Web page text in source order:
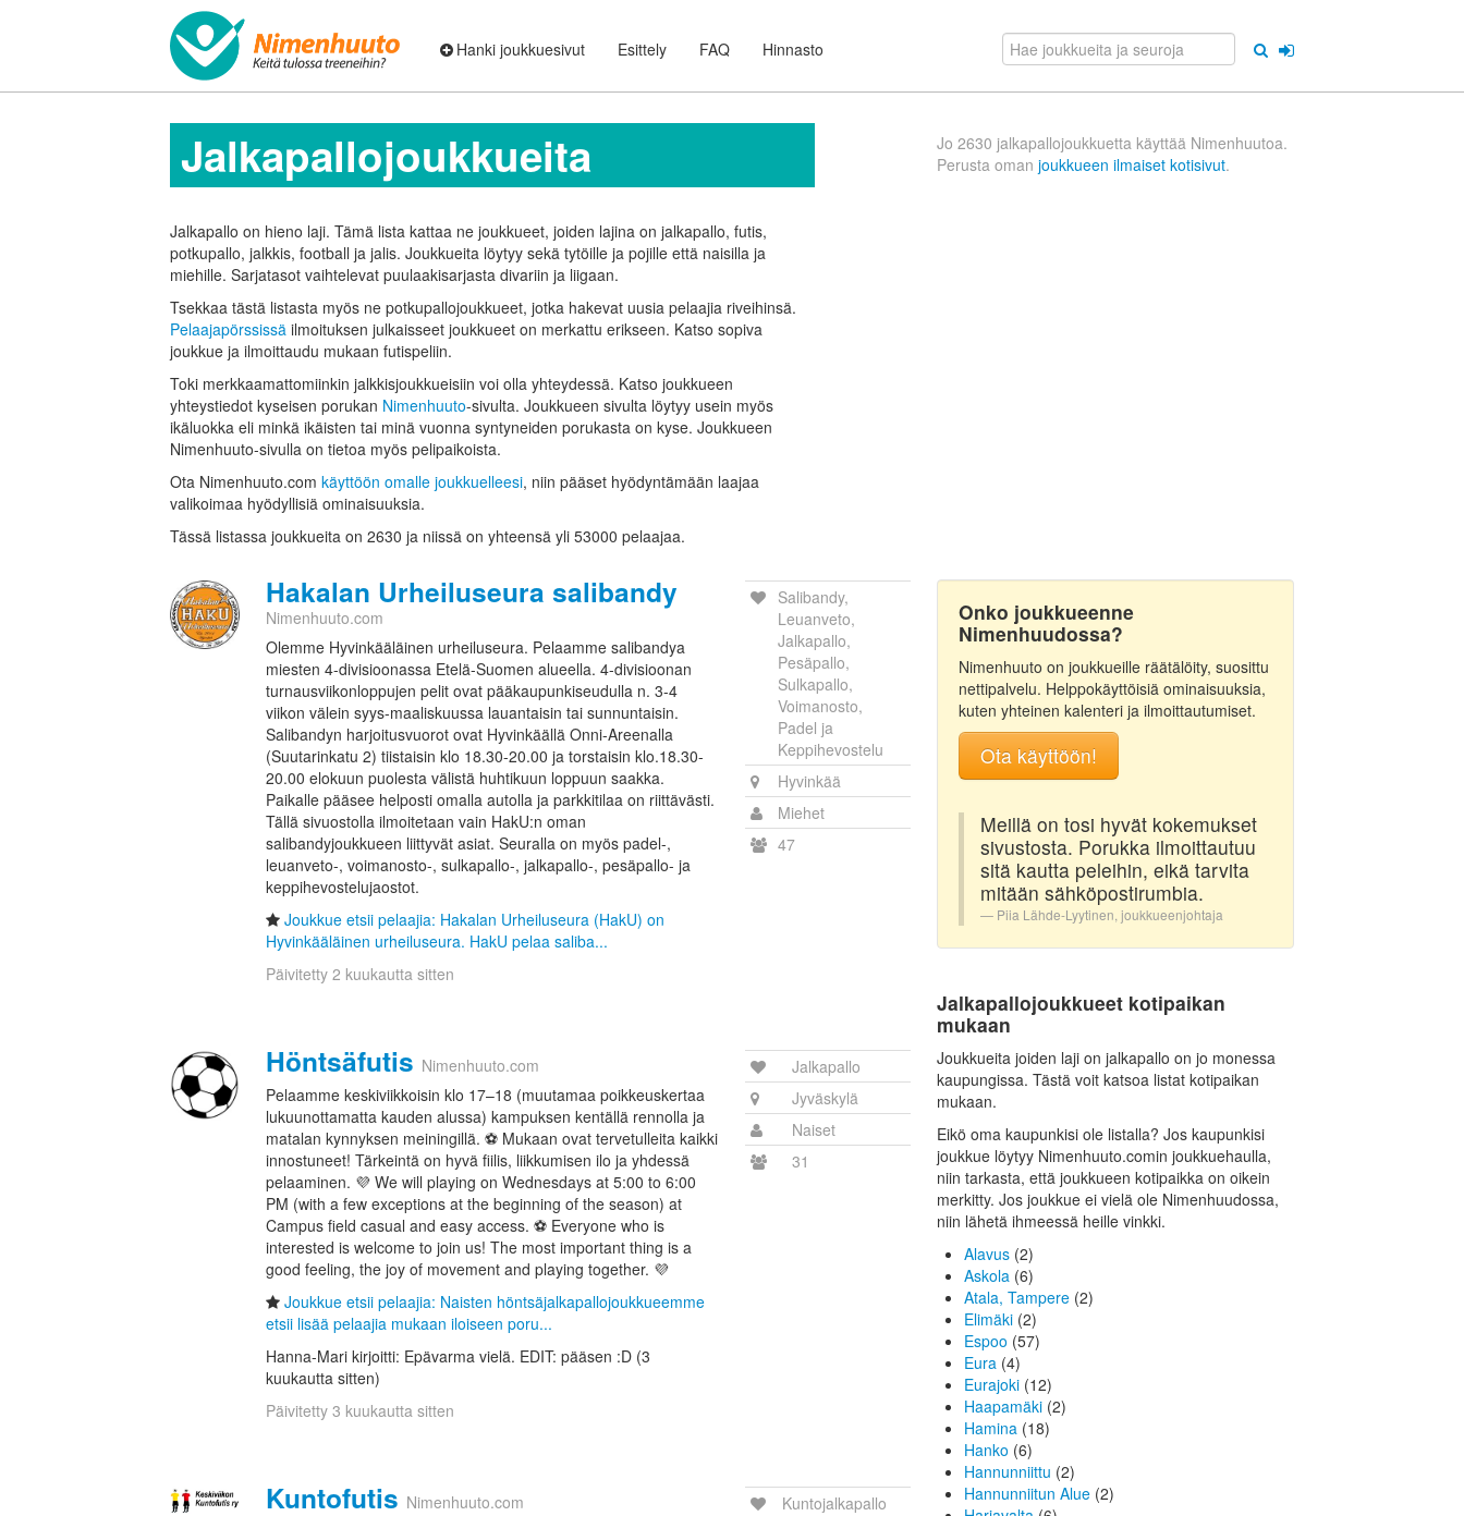
Hanki joukkuesivut Esittely FAQ Hinnasto
Jalkapallo­joukkueita
Jalkapallo on hieno laji. Tämä lista kattaa ne joukkueet, joiden lajina on jalkapallo, futis,
potkupallo, jalkkis, football ja jalis. Joukkueita löytyy sekä tytöille ja pojille että naisilla ja
miehille. Sarjatasot vaihtelevat puulaakisarjasta divariin ja liigaan.
Tsekkaa tästä listasta myös ne potkupallo­joukkueet, jotka hakevat uusia pelaajia riveihinsä.
Pelaajapörssissä ilmoituksen julkaisseet joukkueet on merkattu erikseen. Katso sopiva
joukkue ja ilmoittaudu mukaan futis­peliin.
Toki merkkaamattomiinkin jalkkisjoukkueisiin voi olla yhteydessä. Katso joukkueen
yhteystiedot kyseisen porukan Nimenhuuto-sivulta. Joukkueen sivulta löytyy usein myös
ikäluokka eli minkä ikäisten tai minä vuonna syntyneiden porukasta on kyse. Joukkueen
Nimenhuuto-sivulla on tietoa myös pelipaikoista.
Ota Nimenhuuto.com käyttöön omalle joukkuelleesi, niin pääset hyödyntämään laajaa
valikoimaa hyödyllisiä ominaisuuksia.
Tässä listassa joukkueita on 2630 ja niissä on yhteensä yli 53000 pelaajaa.
Jo 2630 jalkapallojoukkuetta käyttää Nimenhuutoa.
Perusta oman joukkueen ilmaiset kotisivut.
Hakalan Urheiluseura salibandy
Nimenhuuto.com
Olemme Hyvinkääläinen urheiluseura. Pelaamme salibandya
miesten 4-divisioonassa Etelä-Suomen alueella. 4-divisioonan
turnausviikonloppujen pelit ovat pääkaupunkiseudulla n. 3-4
viikon välein syys-maaliskuussa lauantaisin tai sunnuntaisin.
Salibandyn harjoitusvuorot ovat Hyvinkäällä Onni-Areenalla
(Suutarinkatu 2) tiistaisin klo 18.30-20.00 ja torstaisin klo.18.30-
20.00 elokuun puolesta välistä huhtikuun loppuun saakka.
Paikalle pääsee helposti omalla autolla ja parkkitilaa on riittävästi.
Tällä sivuostolla ilmoitetaan vain HakU:n oman
salibandyjoukkueen liittyvät asiat. Seuralla on myös padel-,
leuanveto-, voimanosto-, sulkapallo-, jalkapallo-, pesäpallo- ja
keppihevostelujaostot.
Joukkue etsii pelaajia: Hakalan Urheiluseura (HakU) on
Hyvinkääläinen urheiluseura. HakU pelaa saliba...
Päivitetty 2 kuukautta sitten
Salibandy,
Leuanveto,
Jalkapallo,
Pesäpallo,
Sulkapallo,
Voimanosto,
Padel ja
Keppihevostelu
Hyvinkää
Miehet
47
Höntsäfutis Nimenhuuto.com
Pelaamme keskiviikkoisin klo 17–18 (muutamaa poikkeuskertaa
lukuunottamatta kauden alussa) kampuksen kentällä rennolla ja
matalan kynnyksen meiningillä. ⚽️ Mukaan ovat tervetulleita kaikki
innostuneet! Tärkeintä on hyvä fiilis, liikkumisen ilo ja yhdessä
pelaaminen. 💜 We will playing on Wednesdays at 5:00 to 6:00
PM (with a few exceptions at the beginning of the season) at
Campus field casual and easy access. ⚽️ Everyone who is
interested is welcome to join us! The most important thing is a
good feeling, the joy of movement and playing together. 💜
Joukkue etsii pelaajia: Naisten höntsäjalkapallojoukkueemme
etsii lisää pelaajia mukaan iloiseen poru...
Hanna-Mari kirjoitti: Epävarma vielä. EDIT: pääsen :D (3
kuukautta sitten)
Päivitetty 3 kuukautta sitten
Jalkapallo
Jyväskylä
Naiset
31
Kuntofutis Nimenhuuto.com
Kuntojalkapallo
Onko joukkueenne
Nimenhuudossa?
Nimenhuuto on joukkueille räätälöity, suosittu
nettipalvelu. Helppokäyttöisiä ominaisuuksia,
kuten yhteinen kalenteri ja ilmoittautumiset.
Ota käyttöön!
Meillä on tosi hyvät kokemukset
sivustosta. Porukka ilmoittautuu
sitä kautta peleihin, eikä tarvita
mitään sähköpostirumbia.
Piia Lähde-Lyytinen, joukkueenjohtaja
Jalkapallojoukkueet kotipaikan
mukaan
Joukkueita joiden laji on jalkapallo on jo monessa
kaupungissa. Tästä voit katsoa listat kotipaikan
mukaan.
Eikö oma kaupunkisi ole listalla? Jos kaupunkisi
joukkue löytyy Nimenhuuto.comin joukkuehaulla,
niin tarkasta, että joukkueen kotipaikka on oikein
merkitty. Jos joukkue ei vielä ole Nimenhuudossa,
niin lähetä ihmeessä heille vinkki.
Alavus (2)
Askola (6)
Atala, Tampere (2)
Elimäki (2)
Espoo (57)
Eura (4)
Eurajoki (12)
Haapamäki (2)
Hamina (18)
Hanko (6)
Hannunniittu (2)
Hannunniitun Alue (2)